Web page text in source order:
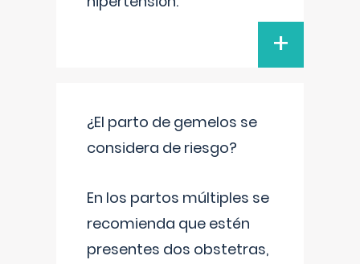
+
¿El parto de gemelos se
considera de riesgo?
En los partos múltiples se
recomienda que estén
presentes dos obstetras,